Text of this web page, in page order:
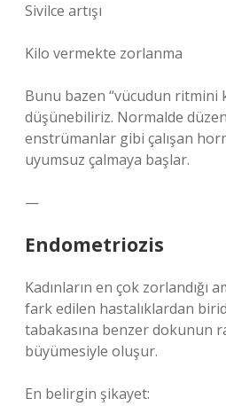
Sivilce artışı
Kilo vermekte zorlanma
Bunu bazen “vücudun ritmini
düşünebiliriz. Normalde
enstrümanlar gibi çalışan
uyumsuz çalmaya başlar.
—
Endometriozis
Kadınların en çok zorlandığı
fark edilen hastalıklardan
tabakasına benzer dokunun
büyümesiyle oluşur.
En belirgin şikayet: